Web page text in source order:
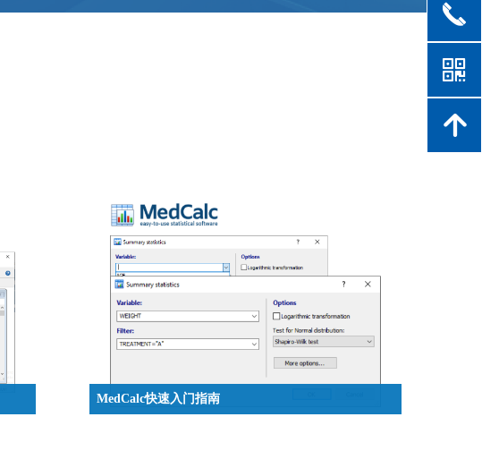
MedCalc快速入门指南
끅
낃
녕